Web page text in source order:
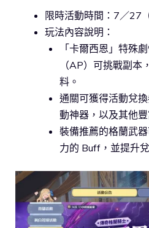
限時活動時間：7／27
玩法內容說明：
「卡爾西恩」特殊
（AP）可挑戰副本
料。
通關可獲得活動兌
動神器，以及其他豐
裝備推薦的格蘭武
力的 Buff，並提升